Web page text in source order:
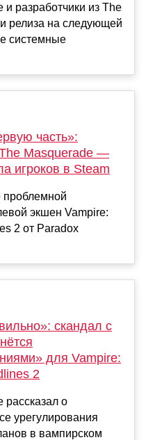
и разработчики из The
релиза на следующей
системные
часть»:
Masquerade —
игроков в Steam
экшен Vampire:
2 от Paradox
скандал с
для Vampire:
2
рассказал о
урегулирования
в вампирском